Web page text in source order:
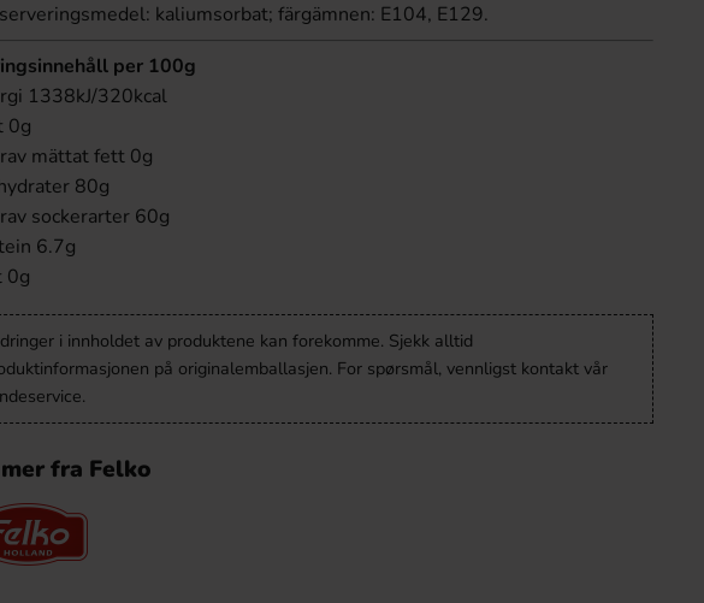
kaliumsorbat; färgämnen: E104, E129.
per 100g
1338kJ/320kcal
0g
mättat fett 0g
80g
sockerarter 60g
6.7g
0g
i innholdet av produktene kan forekomme. Sjekk alltid
på originalemballasjen. For spørsmål, vennligst kontakt vår
fra Felko